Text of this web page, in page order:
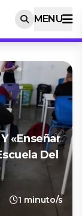
MENU
«enseñar
Del
1 minuto/s